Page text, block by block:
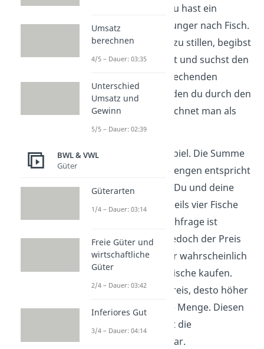
brauchst du Dinge. Du hast ein
Bedürfnis, wie den Hunger nach Fisch.
Um dieses Bedürfnis zu stillen, begibst
du dich auf den Markt und suchst den
Verkäufer des entsprechenden
Produkts. Den Wert, den du durch den
Kauf realisierst, bezeichnet man als
Konsumentenrente
Nun zurück zum Beispiel. Die Summe
der nachgefragten Mengen entspricht
der Marktnachfrage. Du und deine
Nachbarin wollen jeweils vier Fische
kaufen. Die Marktnachfrage ist
folglich acht. Wenn jedoch der Preis
sinkt, dann würdet ihr wahrscheinlich
noch ein paar mehr Fische kaufen.
Umso geringer der Preis, desto höher
ist eure nachgefragte Menge. Diesen
Zusammenhang stellt die
Nachfragefunktion
dar.
Umsatz
berechnen
4/5 – Dauer: 03:35
Unterschied
Umsatz und
Gewinn
5/5 – Dauer: 02:39
BWL & VWL
Güter
Güterarten
1/4 – Dauer: 03:14
Freie Güter und
wirtschaftliche
Güter
2/4 – Dauer: 03:42
Inferiores Gut
3/4 – Dauer: 04:14